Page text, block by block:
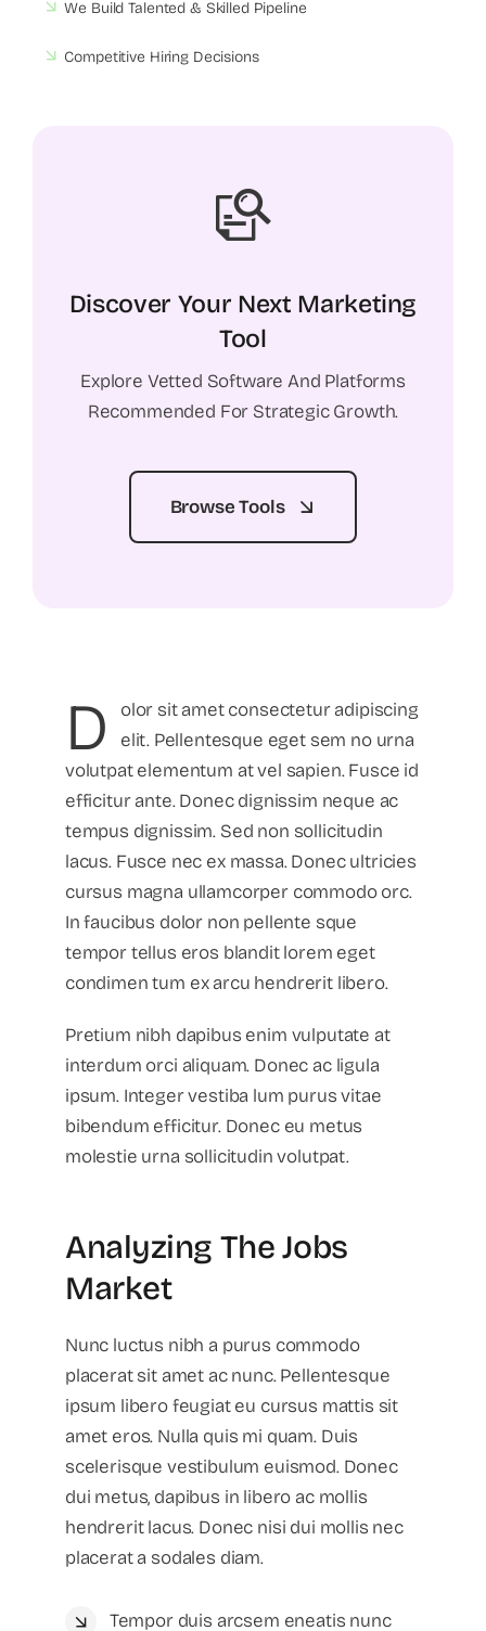
We Build Talented & Skilled Pipeline
Competitive Hiring Decisions
Discover Your Next Marketing
Tool
Explore Vetted Software And Platforms
Recommended For Strategic Growth.
Browse Tools
D
olor sit amet consectetur adipiscing
elit. Pellentesque eget sem no urna
volutpat elementum at vel sapien. Fusce id
efficitur ante. Donec dignissim neque ac
tempus dignissim. Sed non sollicitudin
lacus. Fusce nec ex massa. Donec ultricies
cursus magna ullamcorper commodo orc.
In faucibus dolor non pellente sque
tempor tellus eros blandit lorem eget
condimen tum ex arcu hendrerit libero.
Pretium nibh dapibus enim vulputate at
interdum orci aliquam. Donec ac ligula
ipsum. Integer vestiba lum purus vitae
bibendum efficitur. Donec eu metus
molestie urna sollicitudin volutpat.
Analyzing The Jobs
Market
Nunc luctus nibh a purus commodo
placerat sit amet ac nunc. Pellentesque
ipsum libero feugiat eu cursus mattis sit
amet eros. Nulla quis mi quam. Duis
scelerisque vestibulum euismod. Donec
dui metus, dapibus in libero ac mollis
hendrerit lacus. Donec nisi dui mollis nec
placerat a sodales diam.
Tempor duis arcsem eneatis nunc